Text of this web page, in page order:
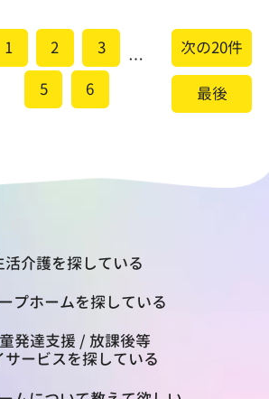
1 2 3
…
5
6
次の20件
最後
活介護を探している
プホームを探している
発達支援 / 放課後等
サービスを探している